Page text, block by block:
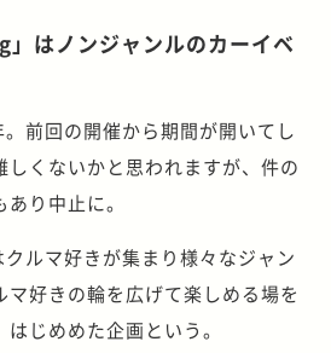
はノンジャンルのカーイベ
前回の開催から期間が開いてし
しくないかと思われますが、件の
り中止に。
ルマ好きが集まり様々なジャン
マ好きの輪を広げて楽しめる場を
じめめた企画という。